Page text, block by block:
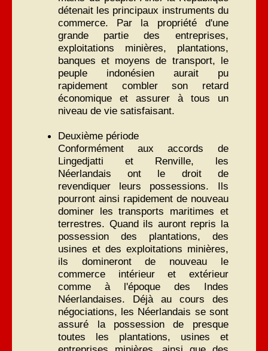
détenait les principaux instruments du
commerce. Par la propriété d'une
grande partie des entreprises,
exploitations minières, plantations,
banques et moyens de transport, le
peuple indonésien aurait pu
rapidement combler son retard
économique et assurer à tous un
niveau de vie satisfaisant.
Deuxième période
Conformément aux accords de
Lingedjatti et Renville, les
Néerlandais ont le droit de
revendiquer leurs possessions. Ils
pourront ainsi rapidement de nouveau
dominer les transports maritimes et
terrestres. Quand ils auront repris la
possession des plantations, des
usines et des exploitations minières,
ils domineront de nouveau le
commerce intérieur et extérieur
comme à l'époque des Indes
Néerlandaises. Déjà au cours des
négociations, les Néerlandais se sont
assuré la possession de presque
toutes les plantations, usines et